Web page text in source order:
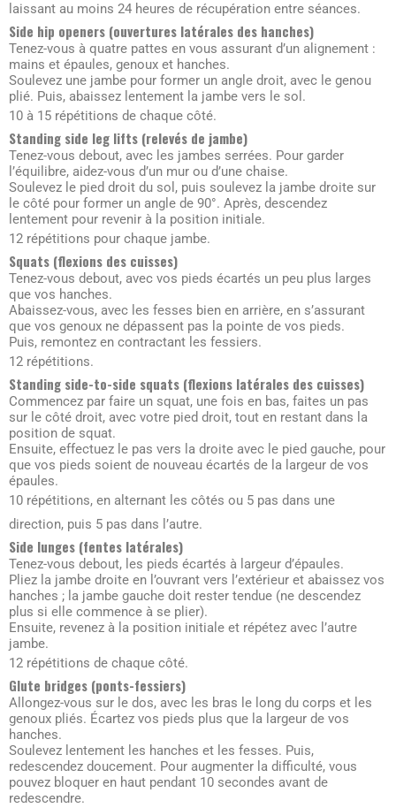
laissant au moins 24 heures de récupération entre séances.
Side hip openers (ouvertures latérales des hanches)
Tenez-vous à quatre pattes en vous assurant d’un alignement :
mains et épaules, genoux et hanches.
Soulevez une jambe pour former un angle droit, avec le genou
plié. Puis, abaissez lentement la jambe vers le sol.
10 à 15 répétitions de chaque côté.
Standing side leg lifts (relevés de jambe)
Tenez-vous debout, avec les jambes serrées. Pour garder
l’équilibre, aidez-vous d’un mur ou d’une chaise.
Soulevez le pied droit du sol, puis soulevez la jambe droite sur
le côté pour former un angle de 90°. Après, descendez
lentement pour revenir à la position initiale.
12 répétitions pour chaque jambe.
Squats (flexions des cuisses)
Tenez-vous debout, avec vos pieds écartés un peu plus larges
que vos hanches.
Abaissez-vous, avec les fesses bien en arrière, en s’assurant
que vos genoux ne dépassent pas la pointe de vos pieds.
Puis, remontez en contractant les fessiers.
12 répétitions.
Standing side-to-side squats (flexions latérales des cuisses)
Commencez par faire un squat, une fois en bas, faites un pas
sur le côté droit, avec votre pied droit, tout en restant dans la
position de squat.
Ensuite, effectuez le pas vers la droite avec le pied gauche, pour
que vos pieds soient de nouveau écartés de la largeur de vos
épaules.
10 répétitions, en alternant les côtés ou 5 pas dans une
direction, puis 5 pas dans l’autre.
Side lunges (fentes latérales)
Tenez-vous debout, les pieds écartés à largeur d’épaules.
Pliez la jambe droite en l’ouvrant vers l’extérieur et abaissez vos
hanches ; la jambe gauche doit rester tendue (ne descendez
plus si elle commence à se plier).
Ensuite, revenez à la position initiale et répétez avec l’autre
jambe.
12 répétitions de chaque côté.
Glute bridges (ponts-fessiers)
Allongez-vous sur le dos, avec les bras le long du corps et les
genoux pliés. Écartez vos pieds plus que la largeur de vos
hanches.
Soulevez lentement les hanches et les fesses. Puis,
redescendez doucement. Pour augmenter la difficulté, vous
pouvez bloquer en haut pendant 10 secondes avant de
redescendre.